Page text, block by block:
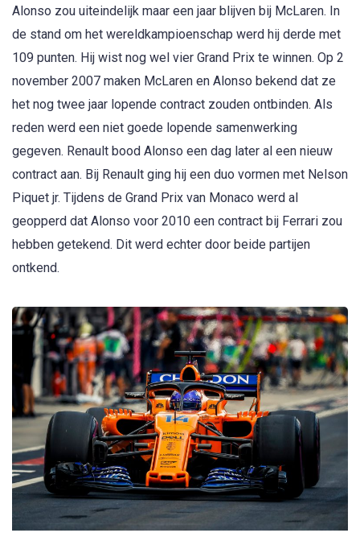
Alonso zou uiteindelijk maar een jaar blijven bij McLaren. In
de stand om het wereldkampioenschap werd hij derde met
109 punten. Hij wist nog wel vier Grand Prix te winnen. Op 2
november 2007 maken McLaren en Alonso bekend dat ze
het nog twee jaar lopende contract zouden ontbinden. Als
reden werd een niet goede lopende samenwerking
gegeven. Renault bood Alonso een dag later al een nieuw
contract aan. Bij Renault ging hij een duo vormen met Nelson
Piquet jr. Tijdens de Grand Prix van Monaco werd al
geopperd dat Alonso voor 2010 een contract bij Ferrari zou
hebben getekend. Dit werd echter door beide partijen
ontkend.